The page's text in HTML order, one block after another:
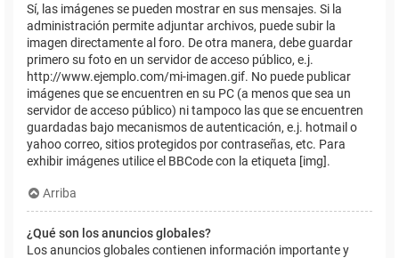
Sí, las imágenes se pueden mostrar en sus mensajes. Si la
administración permite adjuntar archivos, puede subir la
imagen directamente al foro. De otra manera, debe guardar
primero su foto en un servidor de acceso público, e.j.
http://www.ejemplo.com/mi-imagen.gif. No puede publicar
imágenes que se encuentren en su PC (a menos que sea un
servidor de acceso público) ni tampoco las que se encuentren
guardadas bajo mecanismos de autenticación, e.j. hotmail o
yahoo correo, sitios protegidos por contraseñas, etc. Para
exhibir imágenes utilice el BBCode con la etiqueta [img].
Arriba
¿Qué son los anuncios globales?
Los anuncios globales contienen información importante y